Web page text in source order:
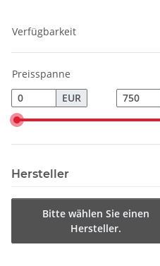
Verfügbarkeit
Preisspanne
EUR
Hersteller
Bitte wählen Sie einen
Hersteller.